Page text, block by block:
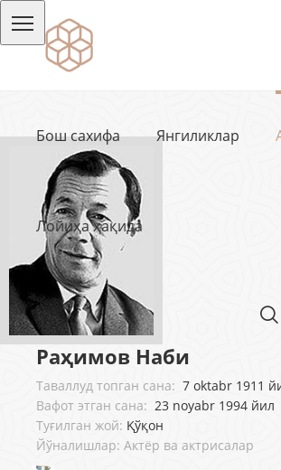
Бош сахифа Янгиликлар
Лойиҳа ҳақида
Раҳимов Наби
Таваллуд топган сана: 7 oktabr 1911
Вафот этган сана: 23 noyabr 1994 йил
Туғилган жой: Қўқон
Йўналишлар: Актёр ва актрисалар